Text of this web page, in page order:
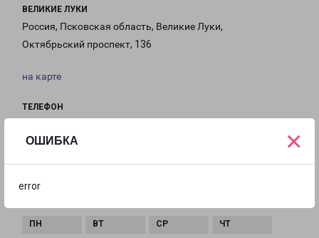
ОШИБКА
error
×
ВЕЛИКИЕ ЛУКИ
Россия, Псковская область, Великие Луки,
Октябрьский проспект, 136
на карте
ТЕЛЕФОН